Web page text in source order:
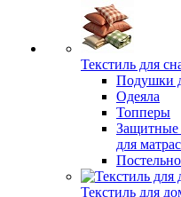
Текстиль для
Подушки
Одеяла
Топперы
Защитные
для
Текстиль для